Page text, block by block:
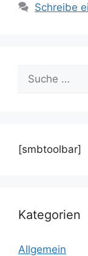
Schreibe
nach:
[smbtoolbar]
Kategorien
Allgemein